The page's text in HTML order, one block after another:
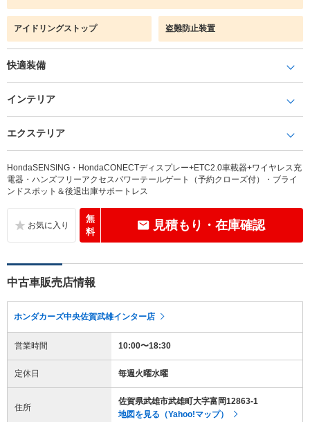
アイドリングストップ 盗難防止装置
快適装備
インテリア
エクステリア
HondaSENSING・HondaCONECTディスプレー+ETC2.0車載器+ワイヤレス充
電器・ハンズフリーアクセスパワーテールゲート（予約クローズ付）・ブライ
ンドスポット＆後退出庫サポートレス
無
料
見積もり・在庫確認
中古車販売店情報
ホンダカーズ中央佐賀武雄インター店
営業時間 10:00〜18:30
定休日 毎週火曜水曜
住所
佐賀県武雄市武雄町大字富岡12863-1
地図を見る（Yahoo!マップ）